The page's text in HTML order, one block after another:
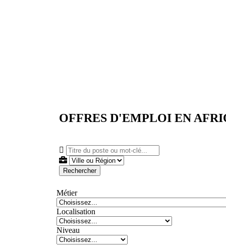
OFFRES D'EMPLOI EN
Rechercher
Métier
Localisation
Niveau